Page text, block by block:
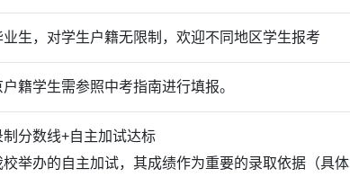
校——
前10 名校录取
前30名校录取
前50名校录取
前100大学录取
1人录取剑桥大学，1人录取牛津大学。
生，对学生户籍无限制，欢迎不同地区学生报考
籍学生需参照中考指南进行填报。
分数线+自主加试达标
举办的自主加试，其成绩作为重要的录取依据（具体